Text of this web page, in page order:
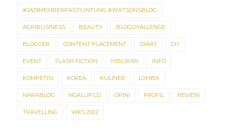
#JADIMEMBERPASTIUNTUNG #WATSONSBLOG
AGRIBUSINESS BEAUTY BLOGCHALLENGE
BLOGGER CONTENT PLACEMENT DIARY DIY
EVENT FLASH FICTION HIBURAN INFO
KOMPETISI KOREA KULINER LOMBA
NARABLOG NGALUP.CO OPINI PROFIL REVIEW
TRAVELLING WKS 2022